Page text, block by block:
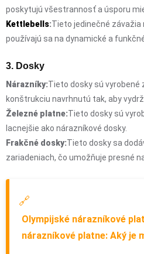
poskytujú všestrannosť a úsporu
Kettlebells:Tieto jedinečné
používajú sa na dynamické a
3. Dosky
Nárazníky:Tieto dosky sú vyrobené
konštrukciu navrhnutú tak, aby
Železné platne:Tieto dosky sú
lacnejšie ako nárazníkové dosky.
Frakčné dosky:Tieto dosky sa
zariadeniach, čo umožňuje presné
🔗
Olympijské nárazníkové
nárazníkové platne: Aký je